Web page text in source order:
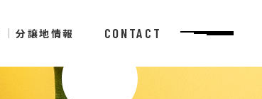
分譲地情報 CONTACT